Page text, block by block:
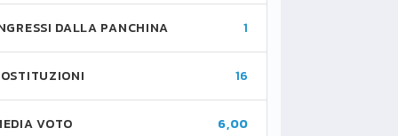
DALLA PANCHINA 1
16
VOTO 6,00